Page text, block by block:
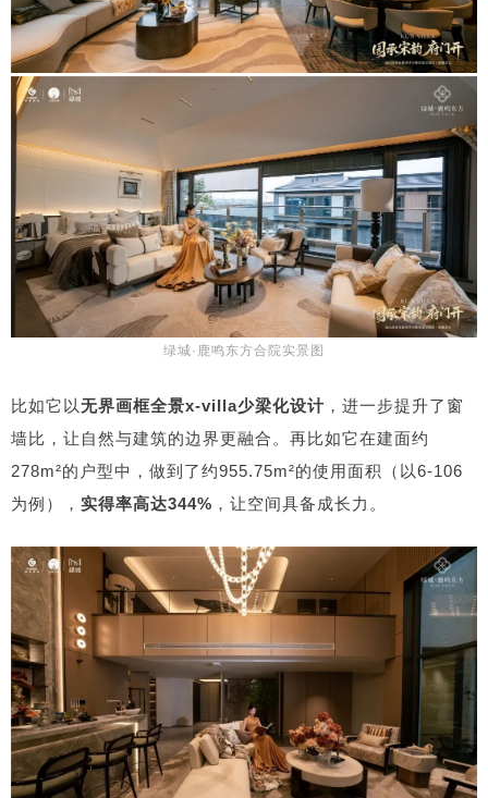
绿城·鹿鸣东方合院实景图
比如它以无界画框全景x-villa少梁化设计 ，进一步提升了窗
墙比，让自然与建筑的边界更融合。再比如它在建面约
278m²的户型中，做到了约955.75m²的使用面积（以6-106
为例）， 实得率高达344% ，让空间具备成长力。